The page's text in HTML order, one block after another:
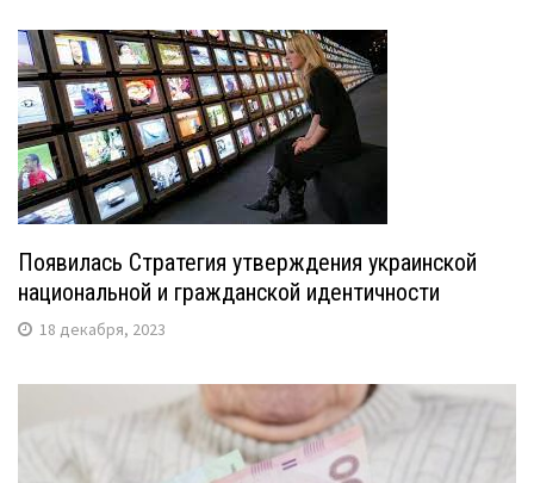
Появилась Стратегия утверждения украинской
национальной и гражданской идентичности
18 декабря, 2023